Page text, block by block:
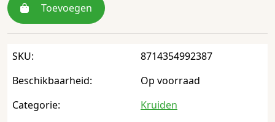
Toevoegen
SKU:
8714354992387
Beschikbaarheid:
Op voorraad
Categorie:
Kruiden